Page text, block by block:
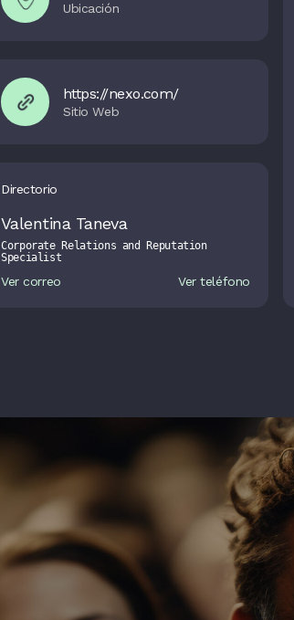
https://nexo.com/
Directorio
Valentina Taneva
Corporate Relations and Reputation
Specialist
Ver correo Ver teléfono